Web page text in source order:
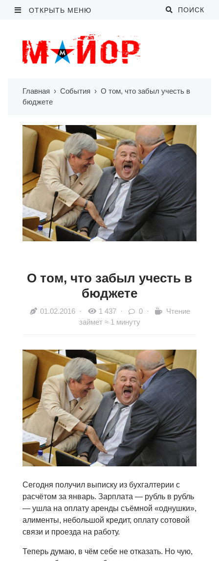
ОТКРЫТЬ МЕНЮ ПОИСК
Главная › События › О том, что забыл учесть в
бюджете
О том, что забыл учесть в
бюджете
01.02.2016 · 1 437 · 0 ·
Чтение
займет ≈ 1 минуту
Сегодня получил выписку из бухгалтерии с
расчётом за январь. Зарплата — рубль в рубль
— ушла на оплату аренды съёмной «однушки»,
алименты, небольшой кредит, оплату сотовой
связи и проезда на работу.
Теперь думаю, в чём себе не отказать. Но чую,